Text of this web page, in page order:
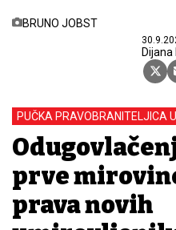
BRUNO JOBST
PUČKA PRAVOBRANITELJICA
prve
prava novih